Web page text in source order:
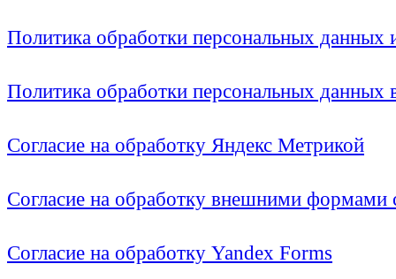
Политика обработки персональных
Политика обработки персональных
Согласие на обработку Яндекс Метрикой
Согласие на обработку внешними формами
Согласие на обработку Yandex Forms